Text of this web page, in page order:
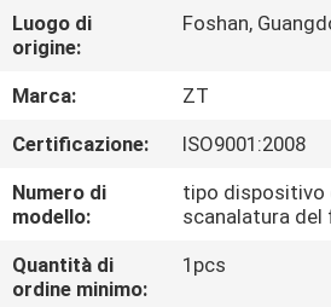
GIRO
DELLA
FABBRICA
CONTROLLO
DI
Luogo di
origine:
Foshan,
Marca:
ZT
Certificazione:
ISO9001:2008
Numero di
modello:
tipo dispositivo
scanalatura del
Quantità di
ordine minimo:
1pcs